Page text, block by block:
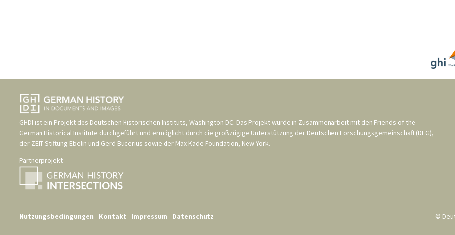
GHDI ist ein Projekt des Deutschen Historischen Instituts, Washington DC. Das Projekt wurde in Zusammenarbeit mit den Friends of the
German Historical Institute durchgeführt und ermöglicht durch die großzügige Unterstützung der Deutschen Forschungsgemeinschaft (DFG),
der ZEIT-Stiftung Ebelin und Gerd Bucerius sowie der Max Kade Foundation, New York.
Partnerprojekt
Nutzungsbedingungen Kontakt Impressum Datenschutz ©